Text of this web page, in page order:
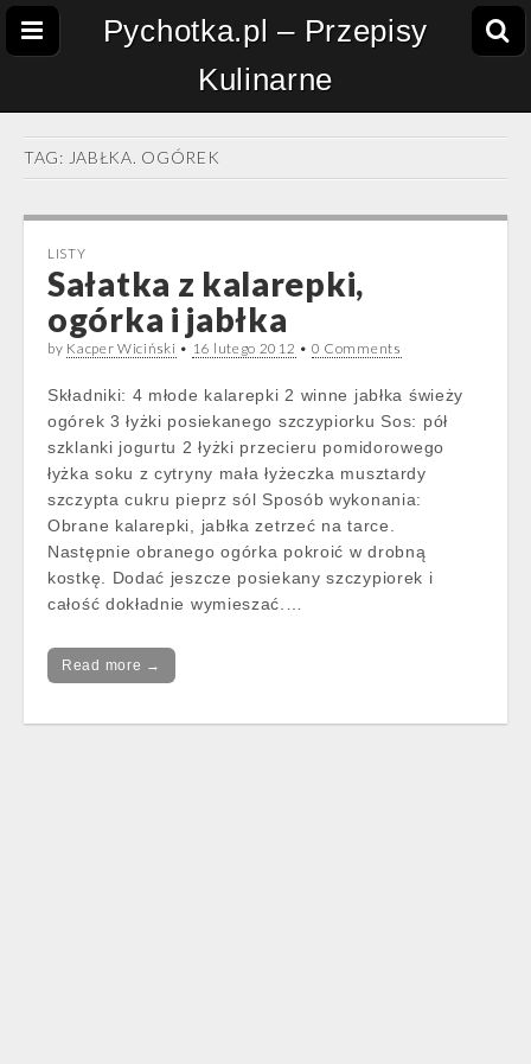
Pychotka.pl – Przepisy
Kulinarne
TAG: JABŁKA. OGÓREK
LISTY
Sałatka z kalarepki,
ogórka i jabłka
by Kacper Wiciński • 16 lutego 2012 • 0 Comments
Składniki: 4 młode kalarepki 2 winne jabłka świeży
ogórek 3 łyżki posiekanego szczypiorku Sos: pół
szklanki jogurtu 2 łyżki przecieru pomidorowego
łyżka soku z cytryny mała łyżeczka musztardy
szczypta cukru pieprz sól Sposób wykonania:
Obrane kalarepki, jabłka zetrzeć na tarce.
Następnie obranego ogórka pokroić w drobną
kostkę. Dodać jeszcze posiekany szczypiorek i
całość dokładnie wymieszać.…
Read more →